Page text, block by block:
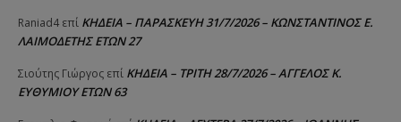
Raniad4 επί ΚΗΔΕΙΑ – ΠΑΡΑΣΚΕΥΗ 31/7/2026 – ΚΩΝΣΤΑΝΤΙΝΟΣ Ε.
ΛΑΙΜΟΔΕΤΗΣ ΕΤΩΝ 27
Σιούτης Γιώργος επί ΚΗΔΕΙΑ – ΤΡΙΤΗ 28/7/2026 – ΑΓΓΕΛΟΣ Κ.
ΕΥΘΥΜΙΟΥ ΕΤΩΝ 63